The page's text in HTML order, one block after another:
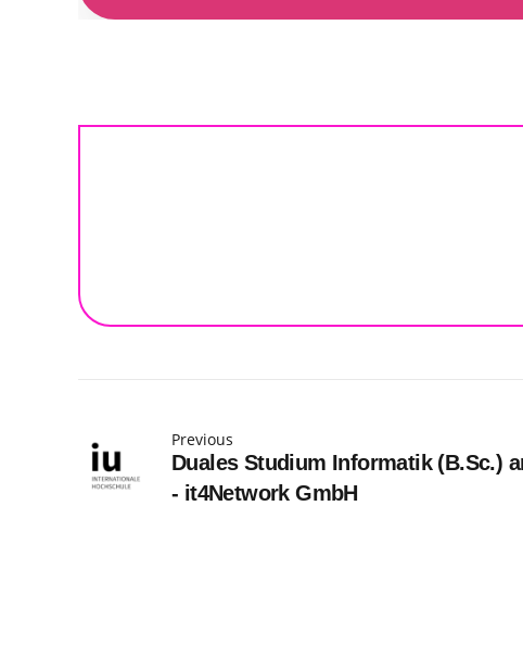
Previous
Duales Studium Informatik (B.Sc.)
- it4Network GmbH